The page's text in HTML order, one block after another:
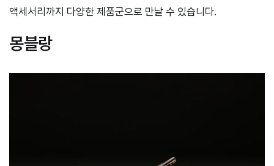
액세서리까지 다양한 제품군으로 만날 수 있습니다.
몽블랑